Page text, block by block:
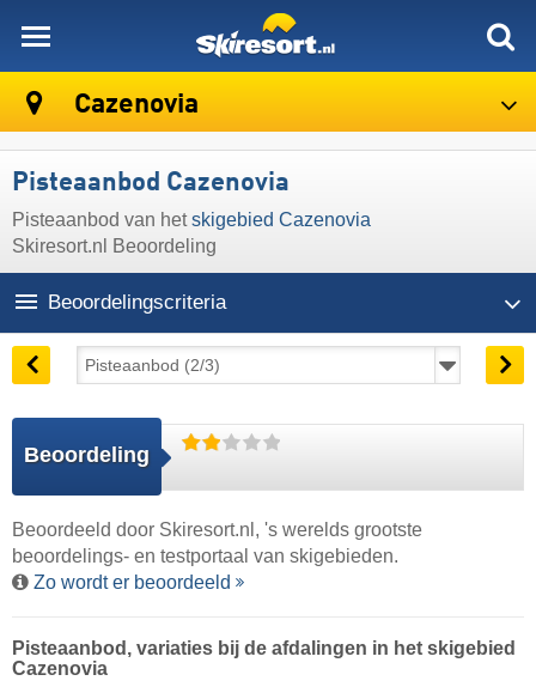
Cazenovia
Pisteaanbod Cazenovia
Pisteaanbod van hetskigebied Cazenovia
Skiresort.nl Beoordeling
Beoordelingscriteria
Beoordeling
Beoordeeld door Skiresort.nl , 's werelds grootste
beoordelings- en testportaal van skigebieden.
Zo wordt er beoordeeld
Pisteaanbod, variaties bij de afdalingen in het skigebied
Cazenovia